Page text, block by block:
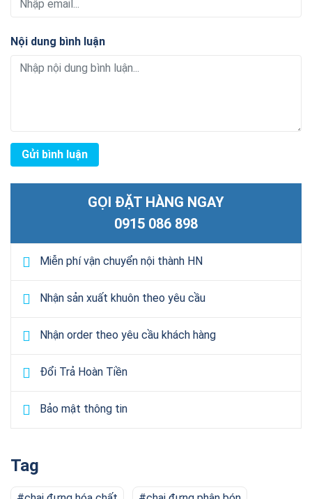
Nội dung bình luận
GỌI ĐẶT HÀNG NGAY
0915 086 898
Miễn phí vận chuyển nội thành HN
Nhận sản xuất khuôn theo yêu cầu
Nhận order theo yêu cầu khách hàng
Đổi Trả Hoàn Tiền
Bảo mật thông tin
Tag